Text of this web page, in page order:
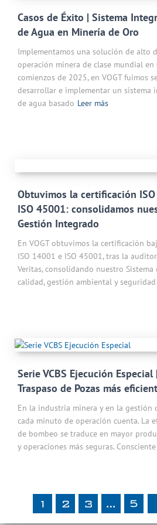
Casos de Éxito | Sistema
de Agua en Minería de Oro
Implementamos una solución de alto
operación minera de clase mundial en
comienzos de 2025, en VOGT fuimos
desarrollar e implementar un sistema
de agua basado Leer más
Obtuvimos la certificación
ISO 45001: consolidamos
Gestión Integrado
En VOGT obtuvimos la certificación
ISO 14001 e ISO 45001, tras la
Veritas, consolidando nuestro
calidad, gestión ambiental y
Serie VCBS Ejecución
Traspaso de Pozas más
En la industria minera y en la gestión
cada minuto de operación cuenta. La
de bombeo se traduce en mayor
y operaciones más seguras. Consciente